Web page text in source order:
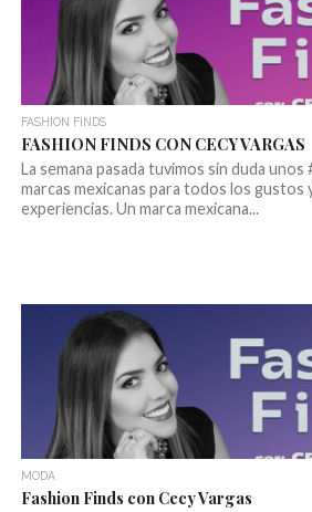
FASHION FINDS
FASHION FINDS CON CECY VARGAS
La semana pasada tuvimos sin duda unos
marcas mexicanas para todos los gustos
experiencias. Un marca mexicana...
MODA
Fashion Finds con Cecy Vargas